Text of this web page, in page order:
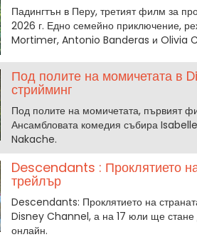
Падингтън в Перу, третият филм за
2026 г. Едно семейно приключение,
Mortimer, Antonio Banderas и Olivia
Под полите на момичетата в
стрийминг
Под полите на момичетата, първият
Ансамбловата комедия събира
Nakache.
Descendants : Проклятието
трейлър
Descendants: Проклятието на
Disney Channel, а на 17 юли ще
онлайн.